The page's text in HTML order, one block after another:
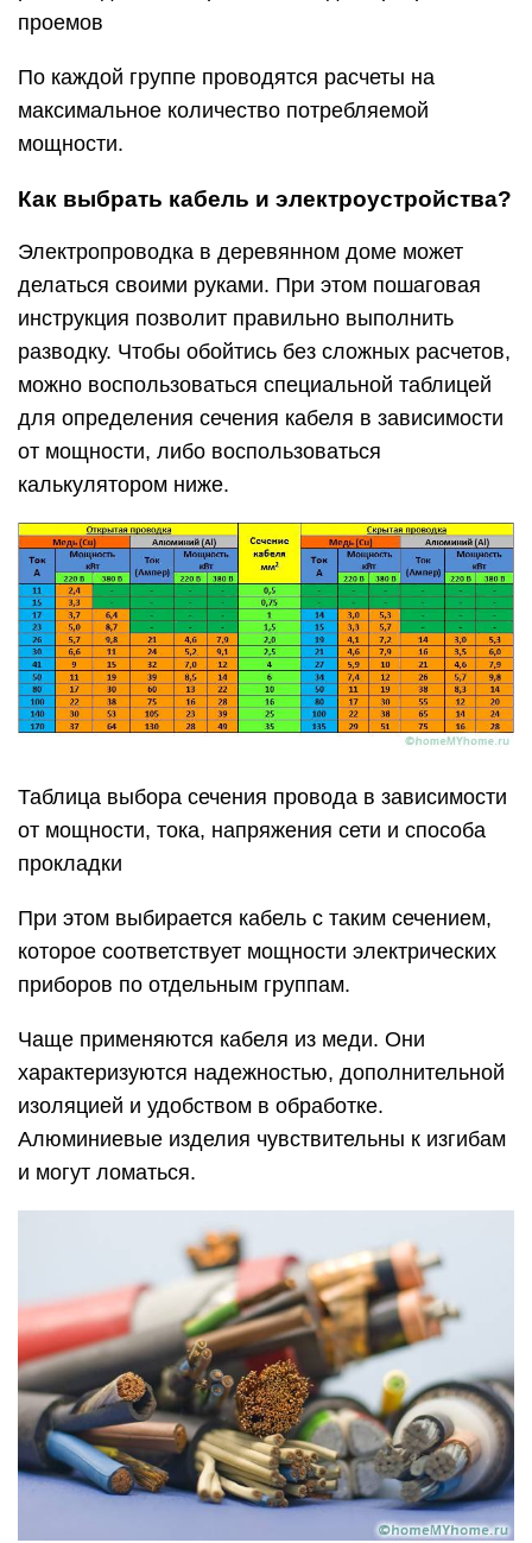
проемов
По каждой группе проводятся расчеты на
максимальное количество потребляемой
мощности.
Как выбрать кабель и электроустройства?
Электропроводка в деревянном доме может
делаться своими руками. При этом пошаговая
инструкция позволит правильно выполнить
разводку. Чтобы обойтись без сложных расчетов,
можно воспользоваться специальной таблицей
для определения сечения кабеля в зависимости
от мощности, либо воспользоваться
калькулятором ниже.
Таблица выбора сечения провода в зависимости
от мощности, тока, напряжения сети и способа
прокладки
При этом выбирается кабель с таким сечением,
которое соответствует мощности электрических
приборов по отдельным группам.
Чаще применяются кабеля из меди. Они
характеризуются надежностью, дополнительной
изоляцией и удобством в обработке.
Алюминиевые изделия чувствительны к изгибам
и могут ломаться.